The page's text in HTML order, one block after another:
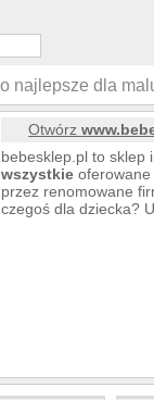
najlepsze dla
Otwórz
bebesklep.pl to sklep
wszystkie
przez renomowane
czegoś dla dziecka?